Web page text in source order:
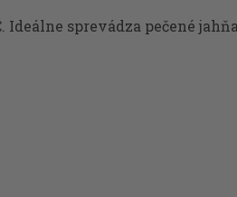
sprevádza pečené